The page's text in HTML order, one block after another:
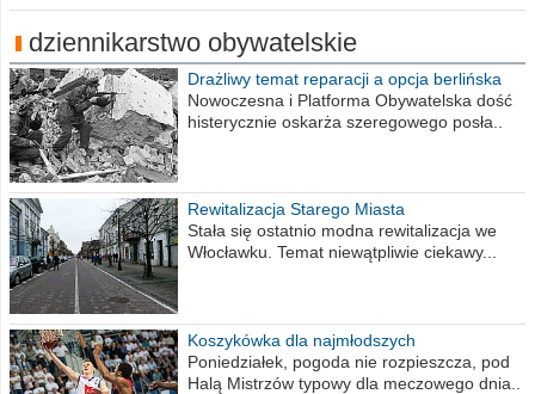
dziennikarstwo obywatelskie
Drażliwy temat reparacji a opcja berlińska
Nowoczesna i Platforma Obywatelska dość
histerycznie oskarża szeregowego posła..
Rewitalizacja Starego Miasta
Stała się ostatnio modna rewitalizacja we
Włocławku. Temat niewątpliwie ciekawy...
Koszykówka dla najmłodszych
Poniedziałek, pogoda nie rozpieszcza, pod
Halą Mistrzów typowy dla meczowego dnia..